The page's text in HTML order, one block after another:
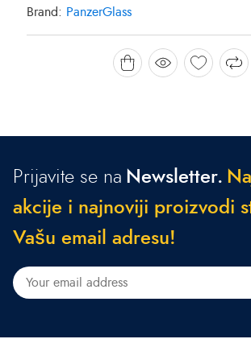
Brand: PanzerGlass
Prijavite se na Newsletter. Na
a kcije i najnoviji proizvod i s
Vašu emai ad resu!